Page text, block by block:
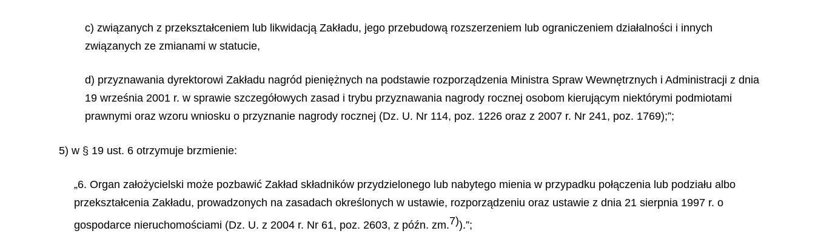
c) związanych z przekształceniem lub likwidacją Zakładu, jego przebudową rozszerzeniem lub ograniczeniem działalności i innych
związanych ze zmianami w statucie,
d) przyznawania dyrektorowi Zakładu nagród pieniężnych na podstawie rozporządzenia Ministra Spraw Wewnętrznych i Administracji z dnia
19 września 2001 r. w sprawie szczegółowych zasad i trybu przyznawania nagrody rocznej osobom kierującym niektórymi podmiotami
prawnymi oraz wzoru wniosku o przyznanie nagrody rocznej (Dz. U. Nr 114, poz. 1226 oraz z 2007 r. Nr 241, poz. 1769);”;
5) w § 19 ust. 6 otrzymuje brzmienie:
„6. Organ założycielski może pozbawić Zakład składników przydzielonego lub nabytego mienia w przypadku połączenia lub podziału albo
przekształcenia Zakładu, prowadzonych na zasadach określonych w ustawie, rozporządzeniu oraz ustawie z dnia 21 sierpnia 1997 r. o
gospodarce nieruchomościami (Dz. U. z 2004 r. Nr 61, poz. 2603, z późn. zm.7)).”;